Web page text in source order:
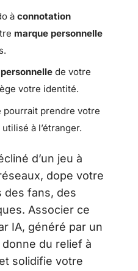
à connotation
marque personnelle
de votre
votre identité.
pourrait prendre votre
à l’étranger.
d’un jeu à
dope votre
des fans, des
Associer ce
IA, généré par un
du relief à
et solidifie votre